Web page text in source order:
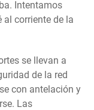
Intentamos
corriente de la
se llevan a
de la red
con antelación y
Las